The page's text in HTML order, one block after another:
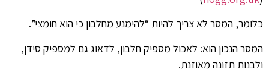
כלומר, המסר לא צריך להיות “להימנע מחלבון כי הוא חומצי”.
המסר הנכון הוא: לאכול מספיק חלבון, לדאוג גם למספיק סידן,
ולבנות תזונה מאוזנת.